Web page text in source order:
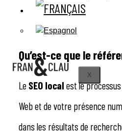
X
Qu’est-ce que le
Le SEO local est le
Web et de votre présence
dans les résultats de